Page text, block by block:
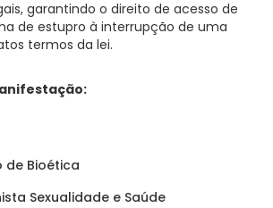
garantindo o direito de acesso de
de estupro à interrupção de uma
termos da lei.
de Bioética
Sexualidade e Saúde